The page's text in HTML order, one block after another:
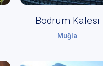
Bodrum Kalesi
Muğla